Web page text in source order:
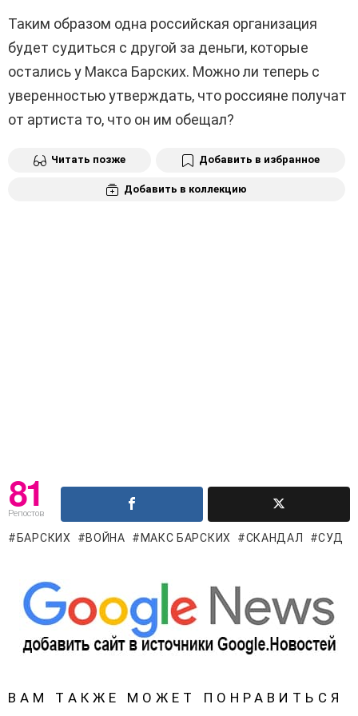
Таким образом одна российская организация
будет судиться с другой за деньги, которые
остались у Макса Барских. Можно ли теперь с
уверенностью утверждать, что россияне получат
от артиста то, что он им обещал?
Читать позже Добавить в избранное
Добавить в коллекцию
81
Репостов
БАРСКИХ ВОЙНА МАКС БАРСКИХ СКАНДАЛ СУД
ВАМ ТАКЖЕ МОЖЕТ ПОНРАВИТЬСЯ